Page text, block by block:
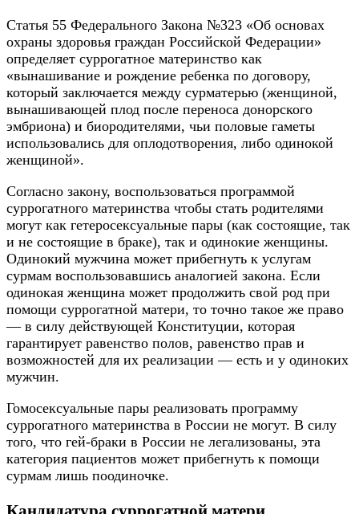
Статья 55 Федерального Закона №323 «Об основах
охраны здоровья граждан Российской Федерации»
определяет суррогатное материнство как
«вынашивание и рождение ребенка по договору,
который заключается между сурматерью (женщиной,
вынашивающей плод после переноса донорского
эмбриона) и биородителями, чьи половые гаметы
использовались для оплодотворения, либо одинокой
женщиной».
Согласно закону, воспользоваться программой
суррогатного материнства чтобы стать родителями
могут как гетеросексуальные пары (как состоящие, так
и не состоящие в браке), так и одинокие женщины.
Одинокий мужчина может прибегнуть к услугам
сурмам воспользовавшись аналогией закона. Если
одинокая женщина может продолжить свой род при
помощи суррогатной матери, то точно такое же право
— в силу действующей Конституции, которая
гарантирует равенство полов, равенство прав и
возможностей для их реализации — есть и у одиноких
мужчин.
Гомосексуальные пары реализовать программу
суррогатного материнства в России не могут. В силу
того, что гей-браки в России не легализованы, эта
категория пациентов может прибегнуть к помощи
сурмам лишь поодиночке.